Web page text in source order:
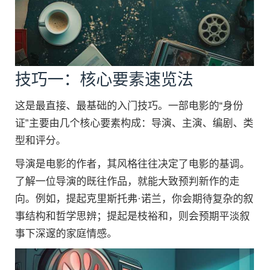
技巧一：核心要素速览法
这是最直接、最基础的入门技巧。一部电影的“身份
证”主要由几个核心要素构成：导演、主演、编剧、类
型和评分。
导演是电影的作者，其风格往往决定了电影的基调。
了解一位导演的既往作品，就能大致预判新作的走
向。例如，提起克里斯托弗·诺兰，你会期待复杂的叙
事结构和哲学思辨；提起是枝裕和，则会预期平淡叙
事下深邃的家庭情感。